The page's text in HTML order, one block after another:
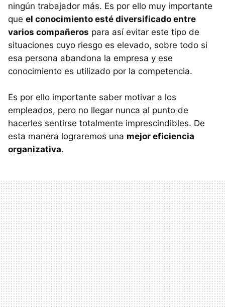
ningún trabajador más. Es por ello muy importante
que el conocimiento esté diversificado entre
varios compañeros para así evitar este tipo de
situaciones cuyo riesgo es elevado, sobre todo si
esa persona abandona la empresa y ese
conocimiento es utilizado por la competencia.
Es por ello importante saber motivar a los
empleados, pero no llegar nunca al punto de
hacerles sentirse totalmente imprescindibles. De
esta manera lograremos una mejor eficiencia
organizativa.